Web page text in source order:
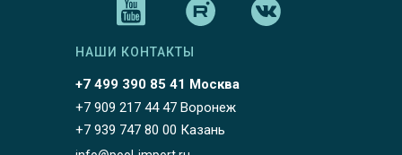
+7 499 390 85 41 Москва
НАШИ КОНТАКТЫ
+7 909 217 44 47 Воронеж
+7 939 747 80 00 Казань